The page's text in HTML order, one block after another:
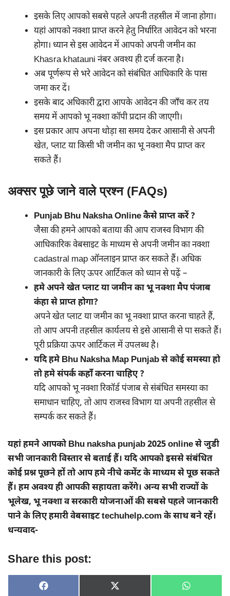
इसके लिए आपको सबसे पहले अपनी तहसील में जाना होगा।
यहां आपको नक्शा प्राप्त करने हेतु निर्धारित आवेदन को भरना
होगा। ध्यान से इस आवेदन में आपको अपनी जमीन का
Khasra khatauni नंबर अवश्य ही दर्ज करना है।
अब पूर्णरूप से भरे आवेदन को संबंधित आधिकारि के पास
जमा कर दें।
इसके बाद अधिकारी द्वारा आपके आवेदन की जाँच कर तय
समय में आपको भू नक्शा कॉपी प्रदान की जाएगी।
इस प्रकार आप अपना थोड़ा सा समय देकर आसानी से अपनी
खेत, प्लाट या किसी भी जमीन का भू नक्शा मैप प्राप्त कर
सकते हैं।
अक्सर पूछे जाने वाले प्रश्न (FAQs)
Punjab Bhu Naksha Online कैसे प्राप्त करें ?
जैसा की हमने आपको बताया की आप राजस्व विभाग की
आधिकारिक वेबसाइट के माध्यम से अपनी जमीन का नक्शा
cadastral map ऑनलाइन प्राप्त कर सकते हैं। अधिक
जानकारी के लिए ऊपर आर्टिकल को ध्यान से पढ़ें –
हमे अपने खेत प्लाट या जमीन का भू नक्शा मैप पंजाब
कंहा से प्राप्त होगा?
अपने खेत प्लाट या जमीन का भू नक्शा प्राप्त करना चाहते हैं,
तो आप अपनी तहसील कार्यलय से इसे आसानी से पा सकते हैं।
पूरी प्रक्रिया ऊपर आर्टिकल में उपलब्ध है।
यदि हमे Bhu Naksha Map Punjab से कोई समस्या हो
तो हमे संपर्क कहाँ करना चाहिए ?
यदि आपको भू नक्शा रिकॉर्ड पंजाब से संबंधित समस्या का
समाधान चाहिए, तो आप राजस्व विभाग या अपनी तहसील से
सम्पर्क कर सकते हैं।
यहां हमने आपको Bhu naksha punjab 2025 online से जुडी
सभी जानकारी विस्तार से बताई हैं। यदि आपको इससे संबंधित
कोई प्रश्न पूछने हों तो आप हमे नीचे कमेंट के माध्यम से पूछ सकते
हैं। हम अवश्य ही आपकी सहायता करेंगे। अन्य सभी राज्यों के
भूलेख, भू नक्शा व सरकारी योजनाओं की सबसे पहले जानकारी
पाने के लिए हमारी वेबसाइट techuhelp.com के साथ बने रहें।
धन्यवाद-
Share this post:
SHARE
F
SHARE
X
SHARE
W